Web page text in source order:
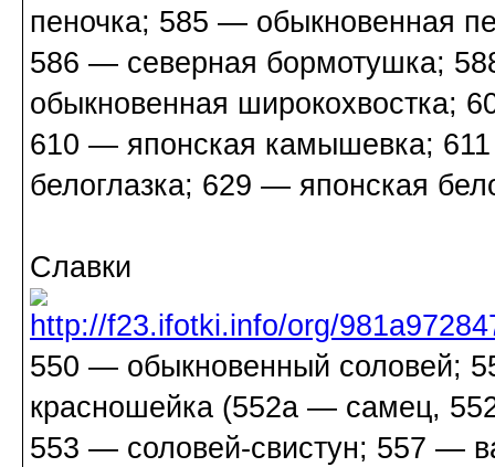
пеночка; 585 — обыкновенная
586 — северная бормотушка;
обыкновенная широкохвостка;
610 — японская камышевка;
белоглазка; 629 — японская
Славки
550 — обыкновенный соловей;
красношейка (552a — самец,
553 — соловей-свистун; 557 —